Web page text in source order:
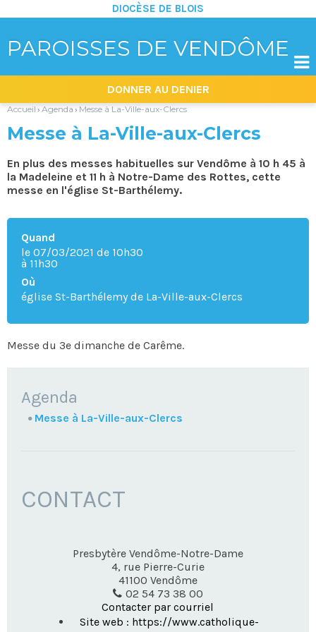
PAROISSES DE VENDÔME
DIOCÈSE DE BLOIS
|
Aller
navigation
DONNER AU DENIER

Accueil › Agenda › Messe à La-Ville-aux-Clercs
Messe à La-Ville-aux-Clercs
En plus des messes habituelles sur Vendôme à 10 h 45 à
la Madeleine et 11 h à Notre-Dame des Rottes, cette
messe en l'église St-Barthélemy.
Quand
le 07/03/2021 de 10h30
à 11h30
Où
église St-Barthélemy de La-Ville-aux-Clercs
Messe du 3e dimanche de Carême.
NAVIGATION
Agenda
Messe à La-Ville-aux-Clercs
CONTACT
Presbytère Vendôme-Notre-Dame
4, rue Pierre-Curie
41100 Vendôme
02 54 73 38 00
Contacter par courriel
Site web : https://www.catholique-